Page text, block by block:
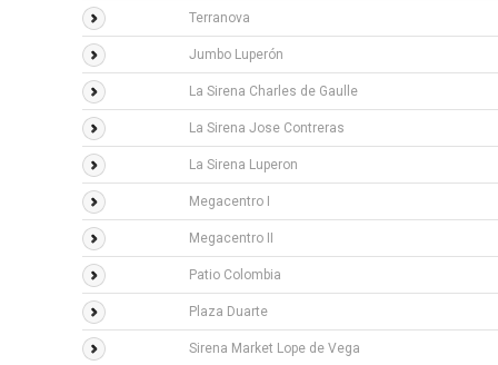
Terranova
Jumbo Luperón
La Sirena Charles de Gaulle
La Sirena Jose Contreras
La Sirena Luperon
Megacentro I
Megacentro II
Patio Colombia
Plaza Duarte
Sirena Market Lope de Vega